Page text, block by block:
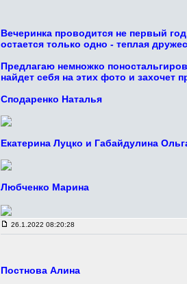
Вечеринка проводится не первый
остается только одно - теплая
Предлагаю немножко
найдет себя на этих фото и захочет
Сподаренко Наталья
Екатерина Луцко и Габайдулина
Любченко Марина
26.1.2022 08:20:28
Постнова Алина